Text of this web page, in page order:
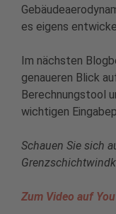
es eigens
Im nächsten
genaueren Blick
Berechnungstool
wichtigen
Schauen Sie sich
Zum Video auf